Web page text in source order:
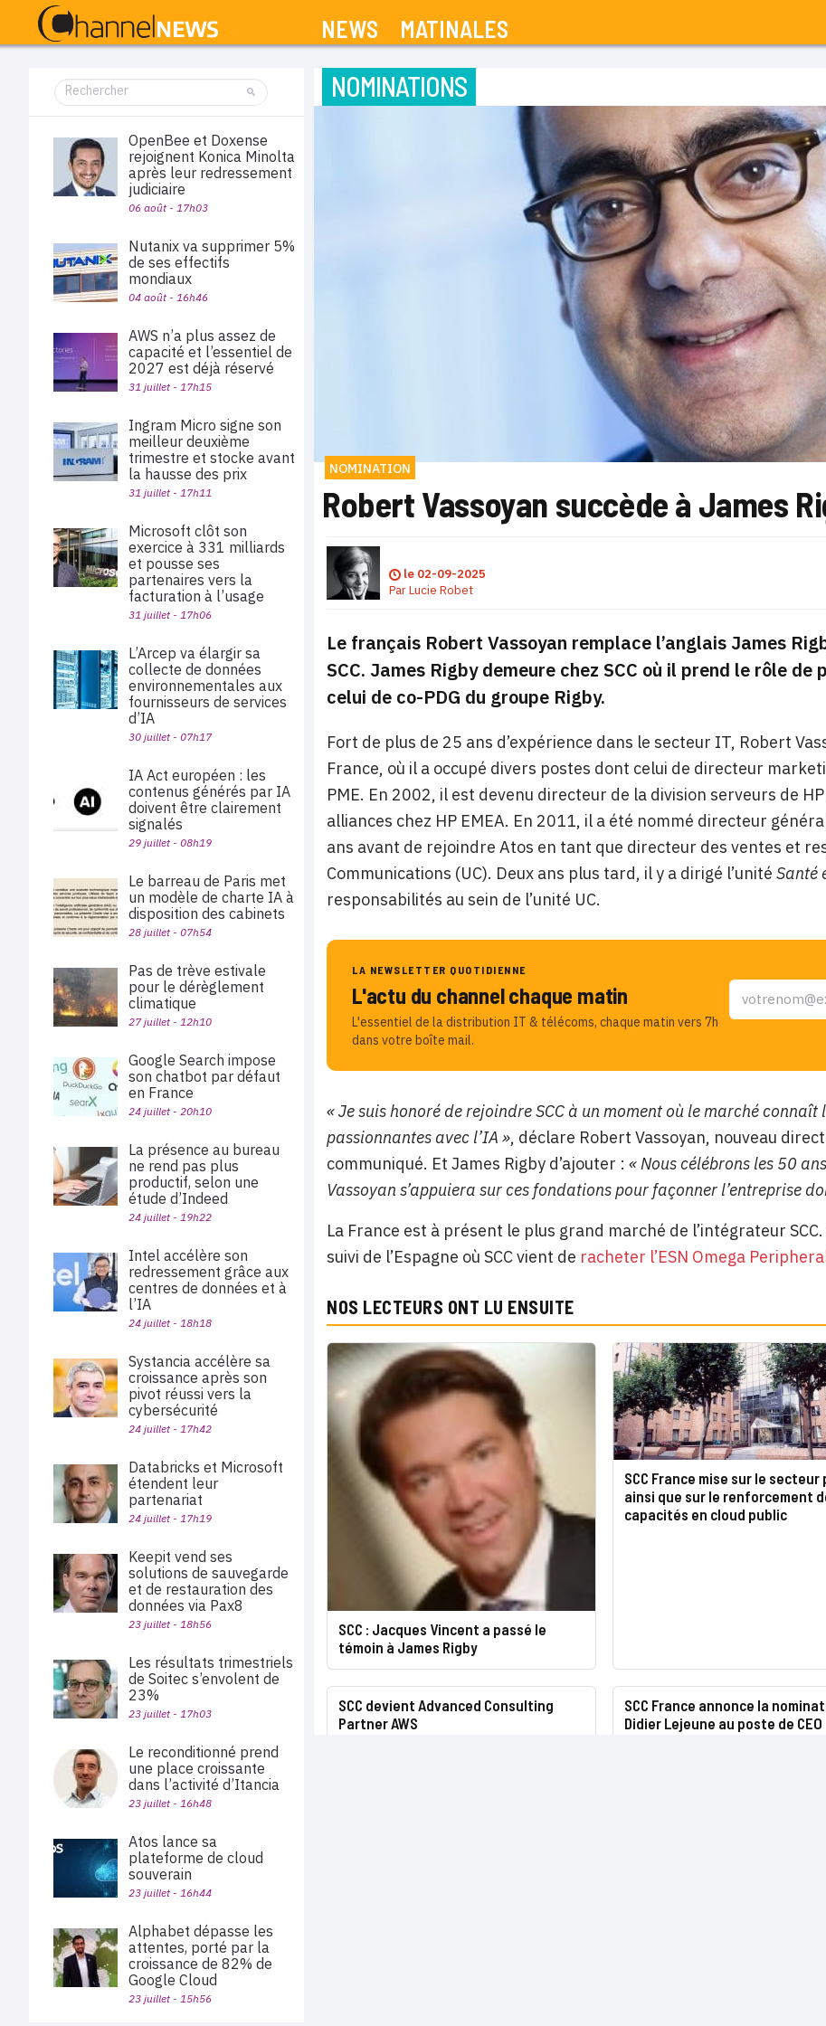
NEWS MATINALES
NOMINATIONS
NOMINATION
Robert Vassoyan succède à James
le 02-09-2025
ParLucie Robet
Le français Robert Vassoyan remplace l’anglais James
SCC. James Rigby demeure chez SCC où il prend le rôle
celui de co-PDG du groupe Rigby.
Fort de plus de 25 ans d’expérience dans le secteur IT, Robert
France, où il a occupé divers postes dont celui de directeur
PME. En 2002, il est devenu directeur de la division serveurs de
alliances chez HP EMEA. En 2011, il a été nommé directeur
ans avant de rejoindre Atos en tant que directeur des ventes et
Communications (UC). Deux ans plus tard, il y a dirigé l’unité Santé
responsabilités au sein de l’unité UC.
LA NEWSLETTER QUOTIDIENNE
L'actu du channel chaque matin
L'essentiel de la distribution IT & télécoms, chaque matin vers 7h
dans votre boîte mail.
« Je suis honoré de rejoindre SCC à un moment où le marché
passionnantes avec l’IA », déclare Robert Vassoyan, nouveau
communiqué. Et James Rigby d’ajouter : « Nous célébrons les 50
Vassoyan s’appuiera sur ces fondations pour façonner l’entreprise
La France est à présent le plus grand marché de l’intégrateur
suivi de l’Espagne où SCC vient de racheter l’ESN Omega
NOS LECTEURS ONT LU ENSUITE
SCC : Jacques Vincent a passé le
témoin à James Rigby
SCC France mise sur le secteur
ainsi que sur le renforcement
capacités en cloud public
SCC devient Advanced Consulting
Partner AWS
SCC France annonce la
Didier Lejeune au poste de CEO
OpenBee et Doxense
rejoignent Konica Minolta
après leur redressement
judiciaire
06 août - 17h03
Nutanix va supprimer 5%
de ses effectifs
mondiaux
04 août - 16h46
AWS n’a plus assez de
capacité et l’essentiel de
2027 est déjà réservé
31 juillet - 17h15
Ingram Micro signe son
meilleur deuxième
trimestre et stocke avant
la hausse des prix
31 juillet - 17h11
Microsoft clôt son
exercice à 331 milliards
et pousse ses
partenaires vers la
facturation à l’usage
31 juillet - 17h06
L’Arcep va élargir sa
collecte de données
environnementales aux
fournisseurs de services
d’IA
30 juillet - 07h17
IA Act européen : les
contenus générés par IA
doivent être clairement
signalés
29 juillet - 08h19
Le barreau de Paris met
un modèle de charte IA à
disposition des cabinets
28 juillet - 07h54
Pas de trève estivale
pour le dérèglement
climatique
27 juillet - 12h10
Google Search impose
son chatbot par défaut
en France
24 juillet - 20h10
La présence au bureau
ne rend pas plus
productif, selon une
étude d’Indeed
24 juillet - 19h22
Intel accélère son
redressement grâce aux
centres de données et à
l’IA
24 juillet - 18h18
Systancia accélère sa
croissance après son
pivot réussi vers la
cybersécurité
24 juillet - 17h42
Databricks et Microsoft
étendent leur
partenariat
24 juillet - 17h19
Keepit vend ses
solutions de sauvegarde
et de restauration des
données via Pax8
23 juillet - 18h56
Les résultats trimestriels
de Soitec s’envolent de
23%
23 juillet - 17h03
Le reconditionné prend
une place croissante
dans l’activité d’Itancia
23 juillet - 16h48
Atos lance sa
plateforme de cloud
souverain
23 juillet - 16h44
Alphabet dépasse les
attentes, porté par la
croissance de 82% de
Google Cloud
23 juillet - 15h56